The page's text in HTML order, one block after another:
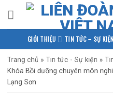
qua
nội
GIỚI THIỆU TIN TỨC – SỰ KIỆN
PHÁP LUẬT QUỐC TẾ
Trang chủ » Tin tức - Sự kiện »
Khóa Bồi dưỡng chuyên môn
Lạng Sơn